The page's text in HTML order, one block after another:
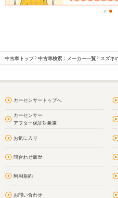
中古車トップ 中古車検索：メーカー一覧 スズキ
カーセンサートップへ
カーセンサー
アフター保証対象車
お気に入り
問合わせ履歴
利用規約
お問い合わせ